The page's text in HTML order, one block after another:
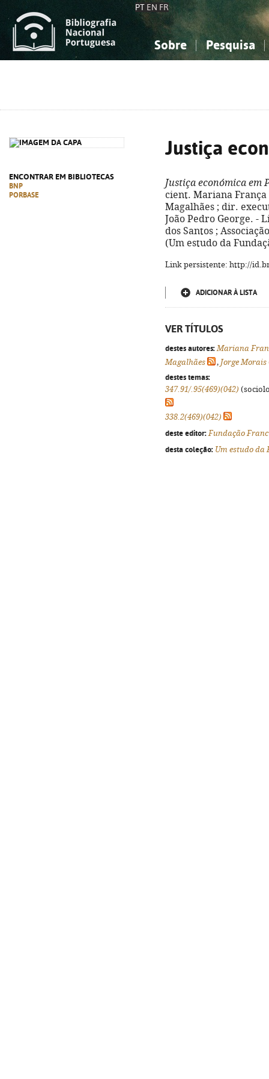
PT EN FR
Sobre Pesquisa
ENCONTRAR EM BIBLIOTECAS
BNP
PORBASE
Justiça
Justiça económica em
cient. Mariana França
Magalhães ; dir.
João Pedro George. -
dos Santos ;
(Um estudo da
Link persistente: http://
ADICIONAR À LISTA
VER TÍTULOS
destes autores: Mariana
Magalhães
, Jorge
destes temas:
347.91/.95(469)(042)
338.2(469)(042)
deste editor: Fundação
desta coleção: Um estudo da